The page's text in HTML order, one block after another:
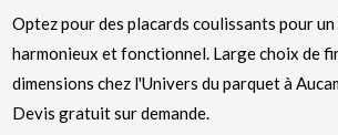
Optez pour des placards coulissants pour
harmonieux et fonctionnel. Large choix de
dimensions chez l'Univers du parquet à
Devis gratuit sur demande.